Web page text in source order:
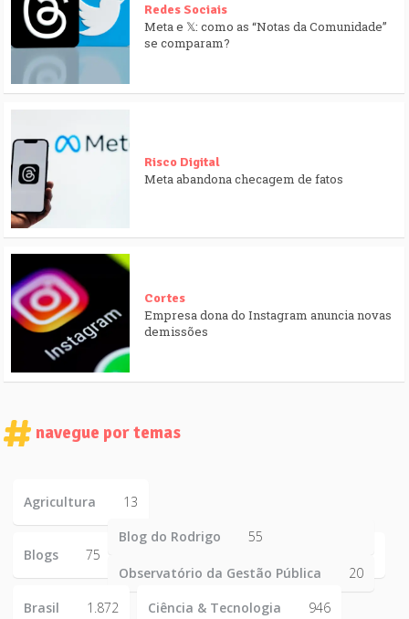
Redes Sociais
Meta e 𝕏: como as “Notas da Comunidade”
se comparam?
Risco Digital
Meta abandona checagem de fatos
Cortes
Empresa dona do Instagram anuncia novas
demissões
navegue por temas
Agricultura 13
Blogs 75
Blog do Rodrigo 55
Observatório da Gestão Pública
20
Brasil
1.872 Ciência & Tecnologia 946